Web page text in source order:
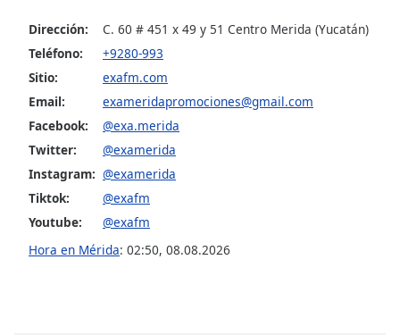
Dirección:
C. 60 # 451 x 49 y 51 Centro Merida (Yucatán)
Teléfono:
+9280-993
Sitio:
exafm.com
Email:
exameridapromociones@gmail.com
Facebook:
@exa.merida
Twitter:
@examerida
Instagram: @examerida
Tiktok:
@exafm
Youtube:
@exafm
Hora en Mérida: 02:50, 08.08.2026